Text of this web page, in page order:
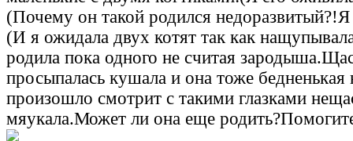
(Почему он такой родился недоразвитый?!Я
(И я ожидала двух котят так как
родила пока одного не считая
просыпалась кушала и она тоже бедненькая
произошло смотрит с такими глазками
мяукала.Может ли она еще